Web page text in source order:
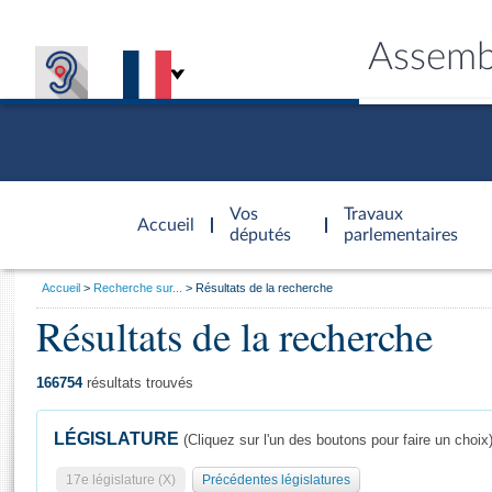
Accueil
d'accueil
Vos
députés
Travaux
parlementaires
Général
Vous
Accueil Recherche sur... Résultats de la recherche
Résultats de la recherche
166754résultats trouvés
LÉGISLATURE (Cliquez sur l'un des boutons pour faire un choix)
17e législature (X) Précédentes législatures